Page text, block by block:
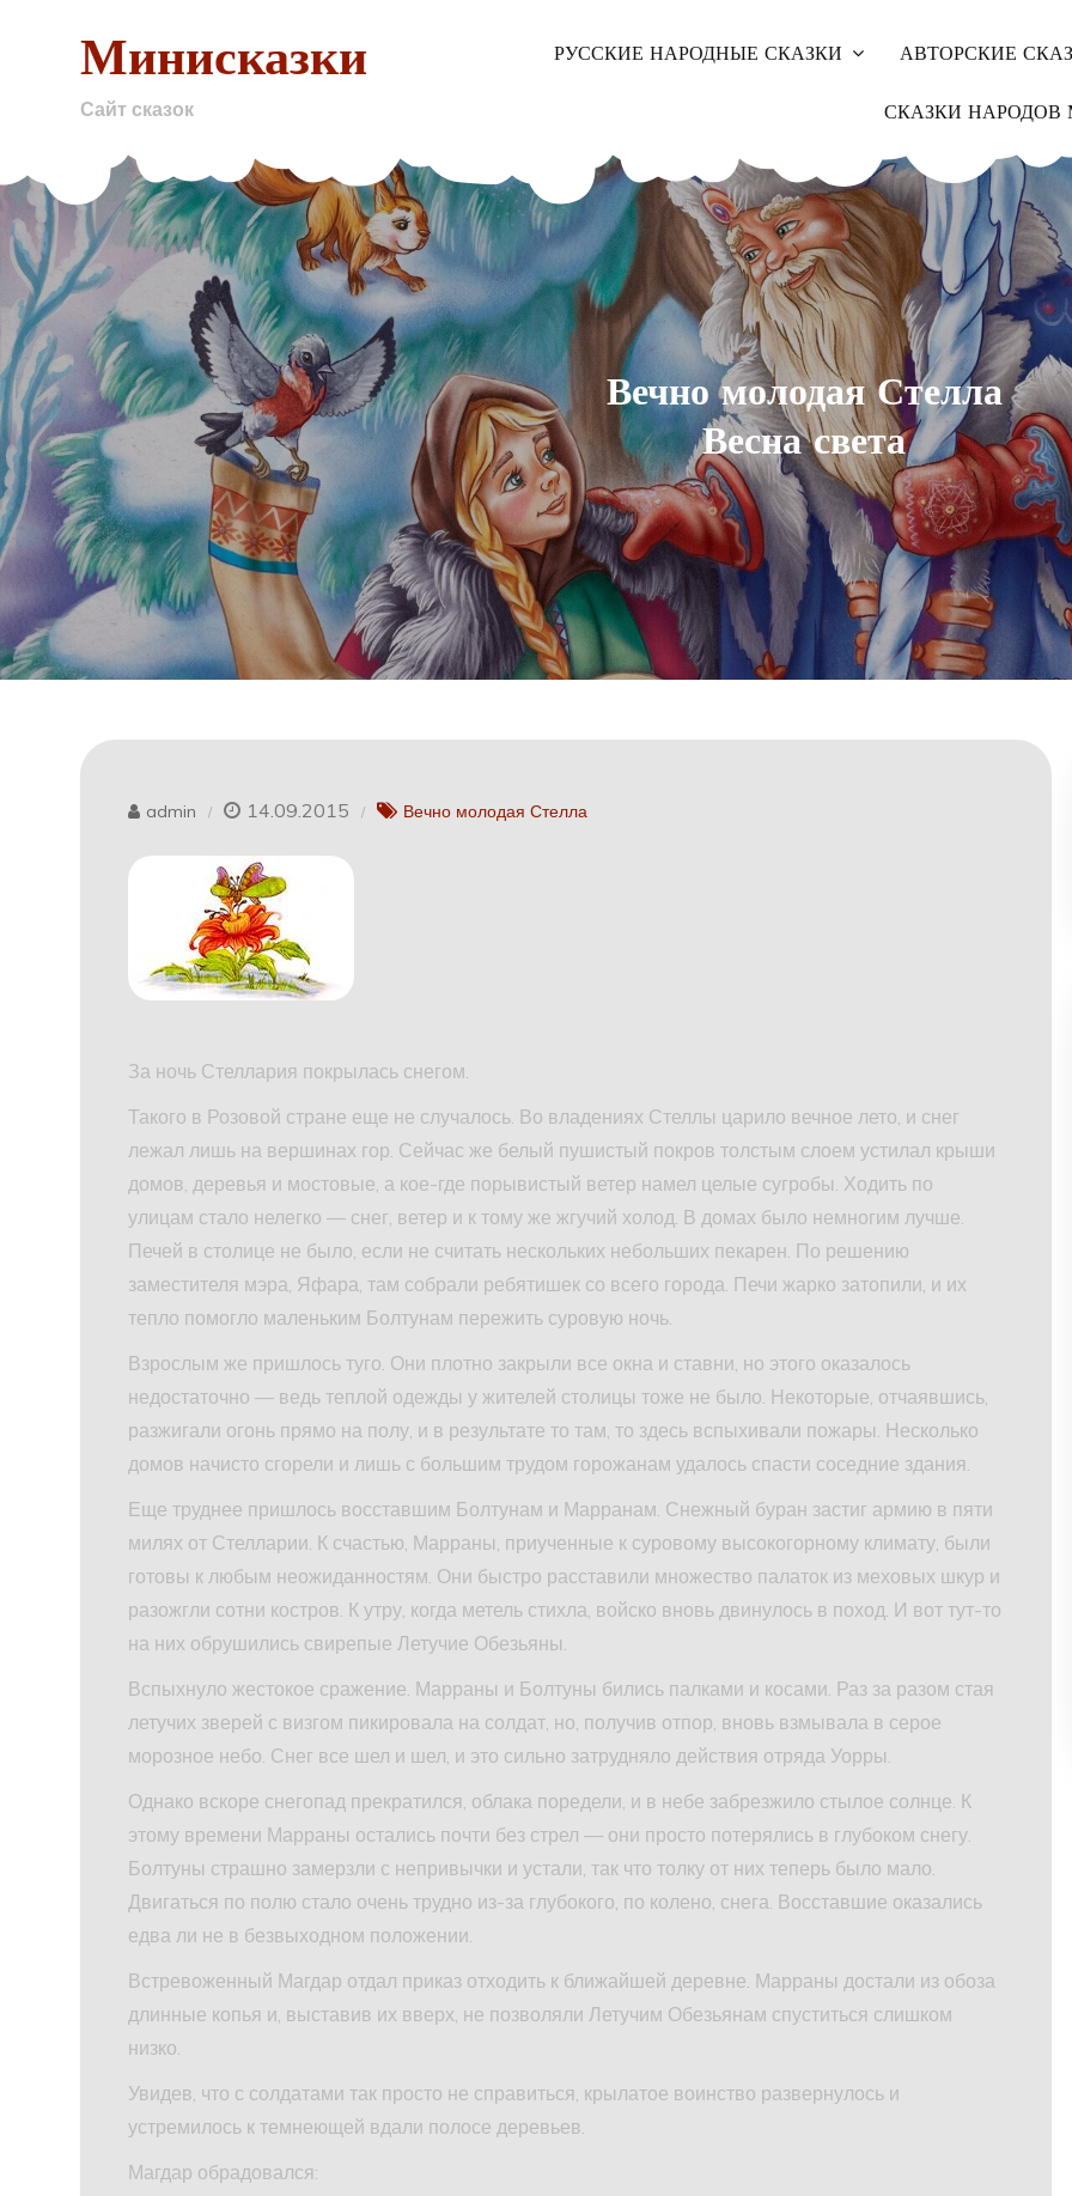
Минисказки
Сайт сказок
РУССКИЕ НАРОДНЫЕ СКАЗКИ АВТОРСКИЕ
СКАЗКИ НАРОДОВ
Вечно молодая Стелла
Весна света
admin 14.09.2015 Вечно молодая Стелла
За ночь Стеллария покрылась снегом.
Такого в Розовой стране еще не случалось. Во владениях Стеллы царило вечное лето, и снег
лежал лишь на вершинах гор. Сейчас же белый пушистый покров толстым слоем устилал крыши
домов, деревья и мостовые, а кое-где порывистый ветер намел целые сугробы. Ходить по
улицам стало нелегко — снег, ветер и к тому же жгучий холод. В домах было немногим лучше.
Печей в столице не было, если не считать нескольких небольших пекарен. По решению
заместителя мэра, Яфара, там собрали ребятишек со всего города. Печи жарко затопили, и их
тепло помогло маленьким Болтунам пережить суровую ночь.
Взрослым же пришлось туго. Они плотно закрыли все окна и ставни, но этого оказалось
недостаточно — ведь теплой одежды у жителей столицы тоже не было. Некоторые, отчаявшись,
разжигали огонь прямо на полу, и в результате то там, то здесь вспыхивали пожары. Несколько
домов начисто сгорели и лишь с большим трудом горожанам удалось спасти соседние здания.
Еще труднее пришлось восставшим Болтунам и Марранам. Снежный буран застиг армию в пяти
милях от Стелларии. К счастью, Марраны, приученные к суровому высокогорному климату, были
готовы к любым неожиданностям. Они быстро расставили множество палаток из меховых шкур и
разожгли сотни костров. К утру, когда метель стихла, войско вновь двинулось в поход. И вот тут-то
на них обрушились свирепые Летучие Обезьяны.
Вспыхнуло жестокое сражение. Марраны и Болтуны бились палками и косами. Раз за разом стая
летучих зверей с визгом пикировала на солдат, но, получив отпор, вновь взмывала в серое
морозное небо. Снег все шел и шел, и это сильно затрудняло действия отряда Уорры.
Однако вскоре снегопад прекратился, облака поредели, и в небе забрезжило стылое солнце. К
этому времени Марраны остались почти без стрел — они просто потерялись в глубоком снегу.
Болтуны страшно замерзли с непривычки и устали, так что толку от них теперь было мало.
Двигаться по полю стало очень трудно из-за глубокого, по колено, снега. Восставшие оказались
едва ли не в безвыходном положении.
Встревоженный Магдар отдал приказ отходить к ближайшей деревне. Марраны достали из обоза
длинные копья и, выставив их вверх, не позволяли Летучим Обезьянам спуститься слишком
низко.
Увидев, что с солдатами так просто не справиться, крылатое воинство развернулось и
устремилось к темнеющей вдали полосе деревьев.
Магдар обрадовался: